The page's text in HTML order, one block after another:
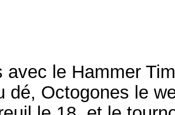
avec le Hammer
dé, Octogones le